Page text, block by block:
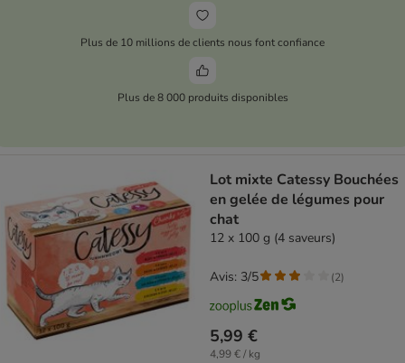
Plus de 10 millions de clients nous font confiance
Plus de 8 000 produits disponibles
Lot mixte Catessy Bouchées
en gelée de légumes pour
chat
12 x 100 g (4 saveurs)
5,99 €
4,99 € / kg
Avis: 3/5 (2)